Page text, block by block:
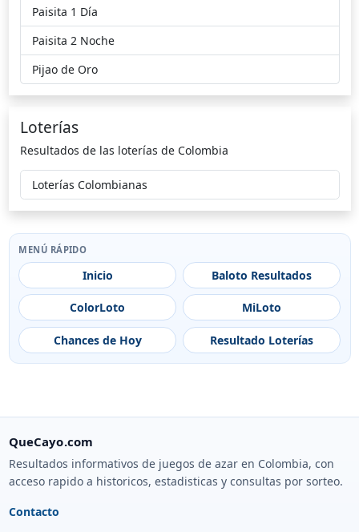
martes 14/07/2026
0 3 4 9 5
domingo 12/07/2026 4 7 4 1 2
sábado 11/07/2026
viernes 10/07/2026 9 5 5
jueves 09/07/2026 4 3 0 2 7
9 7 8 2 1
martes 07/07/2026 3 1 4 1 7
Paisita 1 Día
Paisita 2 Noche
Pijao de Oro
Loterías
Resultados de las loterías de Colombia
Loterías Colombianas
MENÚ RÁPIDO
Inicio Baloto Resultados
ColorLoto MiLoto
Chances de Hoy Resultado Loterías
QueCayo.com
Resultados informativos de juegos de azar en Colombia, con
acceso rapido a historicos, estadisticas y consultas por sorteo.
Contacto